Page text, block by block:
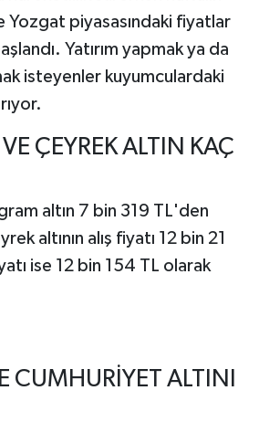
Yozgat piyasasındaki fiyatlar
Yatırım yapmak ya da
isteyenler kuyumculardaki
ÇEYREK ALTIN KAÇ
altın 7 bin 319 TL'den
altının alış fiyatı 12 bin 21
ise 12 bin 154 TL olarak
CUMHURİYET ALTINI